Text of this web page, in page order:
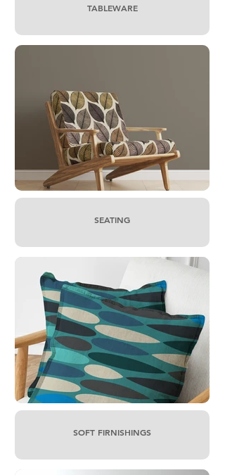
TABLEWARE
SEATING
SOFT FIRNISHINGS